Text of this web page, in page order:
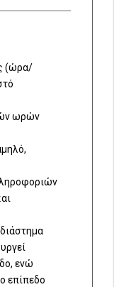
(ώρα/
ωρών
ενώ
επίπεδο